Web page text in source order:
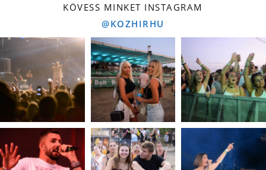
KÖVESS MINKET INSTAGRAM
@KOZHIRHU